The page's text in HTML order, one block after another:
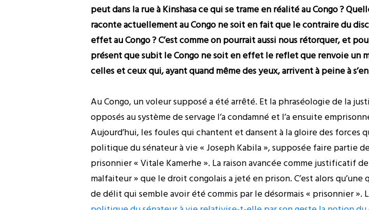
peut dans la rue à Kinshasa ce qui se trame en réalité au Congo ?
raconte actuellement au Congo ne soit en fait que le contraire du
effet au Congo ? C’est comme on pourrait aussi nous rétorquer, et
présent que subit le Congo ne soit en effet le reflet que renvoie un
celles et ceux qui, ayant quand même des yeux, arrivent à peine à
Au Congo, un voleur supposé a été arrêté. Et la phraséologie de la
opposés au système de servage l’a condamné et l’a ensuite
Aujourd’hui, les foules qui chantent et dansent à la gloire des
politique du sénateur à vie « Joseph Kabila », supposée faire partie
prisonnier « Vitale Kamerhe ». La raison avancée comme justificatif
malfaiteur » que le droit congolais a jeté en prison. C’est alors
de délit qui semble avoir été commis par le désormais « prisonnier